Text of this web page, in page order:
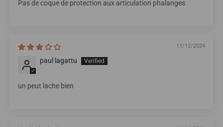
Pas de coque de protection aux articulation phalanges
11/12/2024
paul lagattu
un peut lache bien